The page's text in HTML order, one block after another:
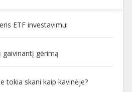
ETF investavimui
gaivinantį gėrimą
tokia skani kaip kavinėje?